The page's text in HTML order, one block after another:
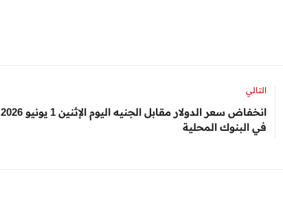
التالي
انخفاض سعر الدولار مقابل الجنيه اليوم الإثنين 1 يونيو 2026
في البنوك المحلية